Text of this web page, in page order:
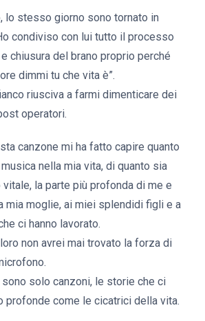
lo stesso giorno sono tornato in
condiviso con lui tutto il processo
chiusura del brano proprio perché
dimmi tu che vita è”.
riusciva a farmi dimenticare dei
operatori.
canzone mi ha fatto capire quanto
nella mia vita, di quanto sia
la parte più profonda di me e
mia moglie, ai miei splendidi figli e a
ci hanno lavorato.
non avrei mai trovato la forza di
solo canzoni, le storie che ci
profonde come le cicatrici della vita.